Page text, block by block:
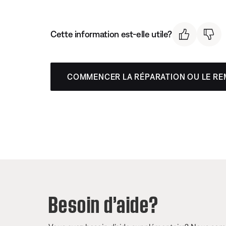
Cette information est-elle utile?
COMMENCER LA RÉPARATION OU LE
Besoin d’aide?